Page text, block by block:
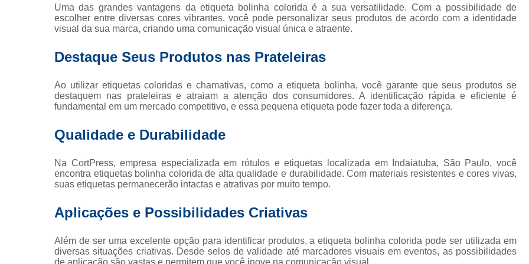
Etiqueta Adesiva Rolo
Etiqueta de Rolo Rolo de
Rolo de Etiqueta Térmica
Rolo Etiqueta Rolo Etiqueta Adesiva
Rótulos Adesivos para Alimentos
Rótulos e Etiquetas Adesivas
Rótulos para
Uma das grandes vantagens da etiqueta bolinha colorida é a sua versatilidade. Com a possibilidade de
escolher entre diversas cores vibrantes, você pode personalizar seus produtos de acordo com a identidade
visual da sua marca, criando uma comunicação visual única e atraente.
Destaque Seus Produtos nas Prateleiras
Ao utilizar etiquetas coloridas e chamativas, como a etiqueta bolinha, você garante que seus produtos se
destaquem nas prateleiras e atraiam a atenção dos consumidores. A identificação rápida e eficiente é
fundamental em um mercado competitivo, e essa pequena etiqueta pode fazer toda a diferença.
Qualidade e Durabilidade
Na CortPress, empresa especializada em rótulos e etiquetas localizada em Indaiatuba, São Paulo, você
encontra etiquetas bolinha colorida de alta qualidade e durabilidade. Com materiais resistentes e cores vivas,
suas etiquetas permanecerão intactas e atrativas por muito tempo.
Aplicações e Possibilidades Criativas
Além de ser uma excelente opção para identificar produtos, a etiqueta bolinha colorida pode ser utilizada em
diversas situações criativas. Desde selos de validade até marcadores visuais em eventos, as possibilidades
de aplicação são vastas e permitem que você inove na comunicação visual.